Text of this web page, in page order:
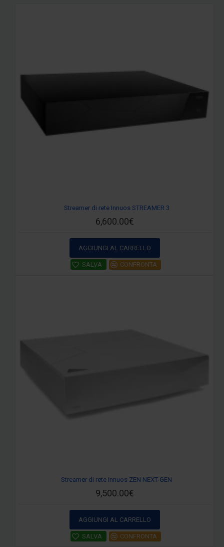
Streamer di rete Innuos STREAMER 3
6,600.00€
AGGIUNGI AL CARRELLO
SALVA CONFRONTA
Streamer di rete Innuos ZEN NEXT-GEN
9,500.00€
AGGIUNGI AL CARRELLO
SALVA CONFRONTA